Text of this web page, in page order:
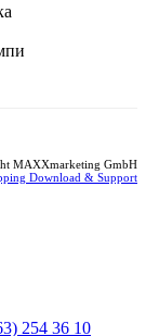
MAXXmarketing GmbH
Download & Support
254 36 10